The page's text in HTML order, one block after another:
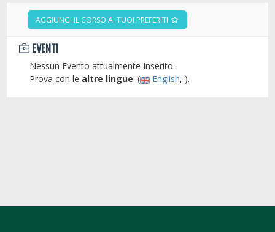
AGGIUNGI IL CORSO AI TUOI PREFERITI
EVENTI
Nessun Evento attualmente Inserito.
Prova con le altre lingue: ( English, ).